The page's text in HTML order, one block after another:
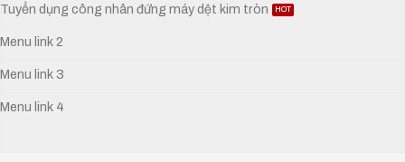
Tuyển dụng công nhân đứng máy dệt kim tròn
Menu link 2
Menu link 3
Menu link 4